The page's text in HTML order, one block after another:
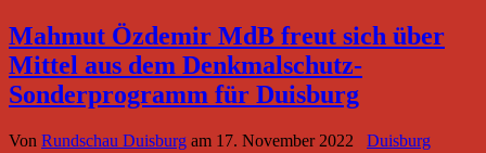
Mahmut Özdemir MdB freut sich über
Mittel aus dem Denkmalschutz-
Sonderprogramm für Duisburg
Von Rundschau Duisburg am 17. November 2022 Duisburg